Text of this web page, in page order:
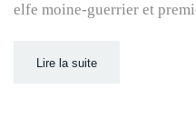
elfe moine-guerrier et
Lire la suite